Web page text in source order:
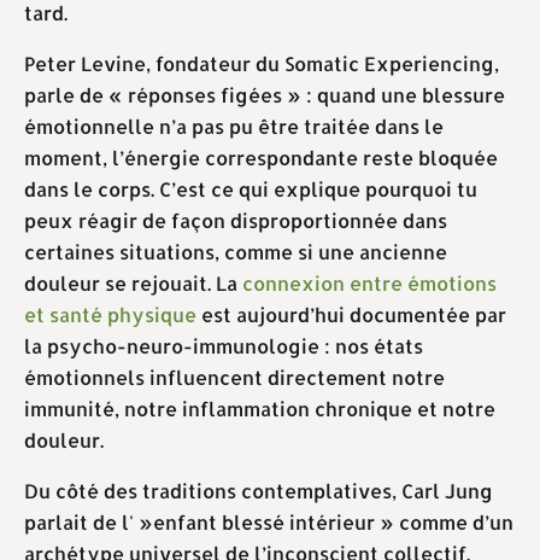
tard.
Peter Levine, fondateur du Somatic Experiencing,
parle de « réponses figées » : quand une blessure
émotionnelle n’a pas pu être traitée dans le
moment, l’énergie correspondante reste bloquée
dans le corps. C’est ce qui explique pourquoi tu
peux réagir de façon disproportionnée dans
certaines situations, comme si une ancienne
douleur se rejouait. La connexion entre émotions
et santé physique est aujourd’hui documentée par
la psycho-neuro-immunologie : nos états
émotionnels influencent directement notre
immunité, notre inflammation chronique et notre
douleur.
Du côté des traditions contemplatives, Carl Jung
parlait de l' »enfant blessé intérieur » comme d’un
archétype universel de l’inconscient collectif.